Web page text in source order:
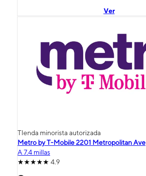
Ver
TIenda minorista autorizada
Metro by T-Mobile 2201 Metropolitan Ave
A 7.4 millas
4.9